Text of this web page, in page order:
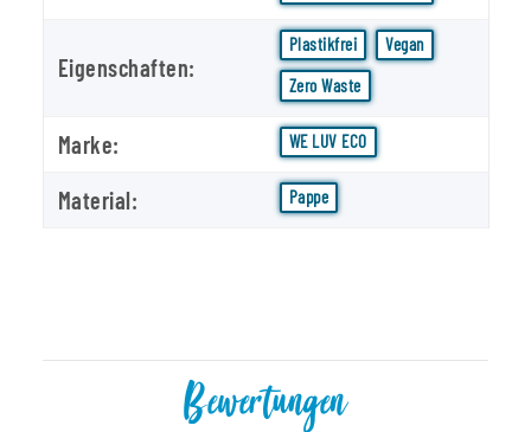
Eigenschaften:
Plastikfrei
Vegan
Zero Waste
Marke: WE LUV ECO
Material: Pappe
Bewertungen